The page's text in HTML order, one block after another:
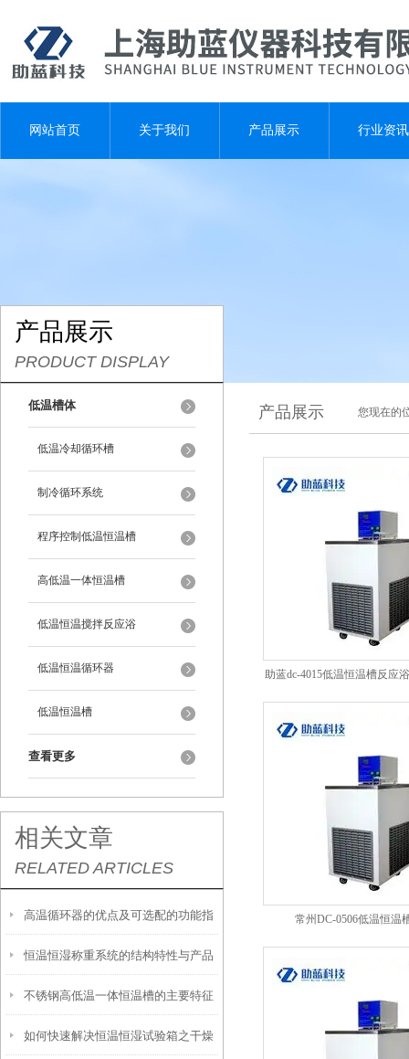
网站首页 关于我们 产品展示 行业资讯
产品展示
PRODUCT DISPLAY
低温槽体
低温冷却循环槽
制冷循环系统
程序控制低温恒温槽
高低温一体恒温槽
低温恒温搅拌反应浴
低温恒温循环器
低温恒温槽
查看更多
相关文章
RELATED ARTICLES
高温循环器的优点及可选配的功能指
南
恒温恒湿称重系统的结构特性与产品
功能配置
不锈钢高低温一体恒温槽的主要特征
和使用要点说明
如何快速解决恒温恒湿试验箱之干燥
产品展示 您现在的
助蓝dc-4015低温恒温槽反应
常州DC-0506低温恒温